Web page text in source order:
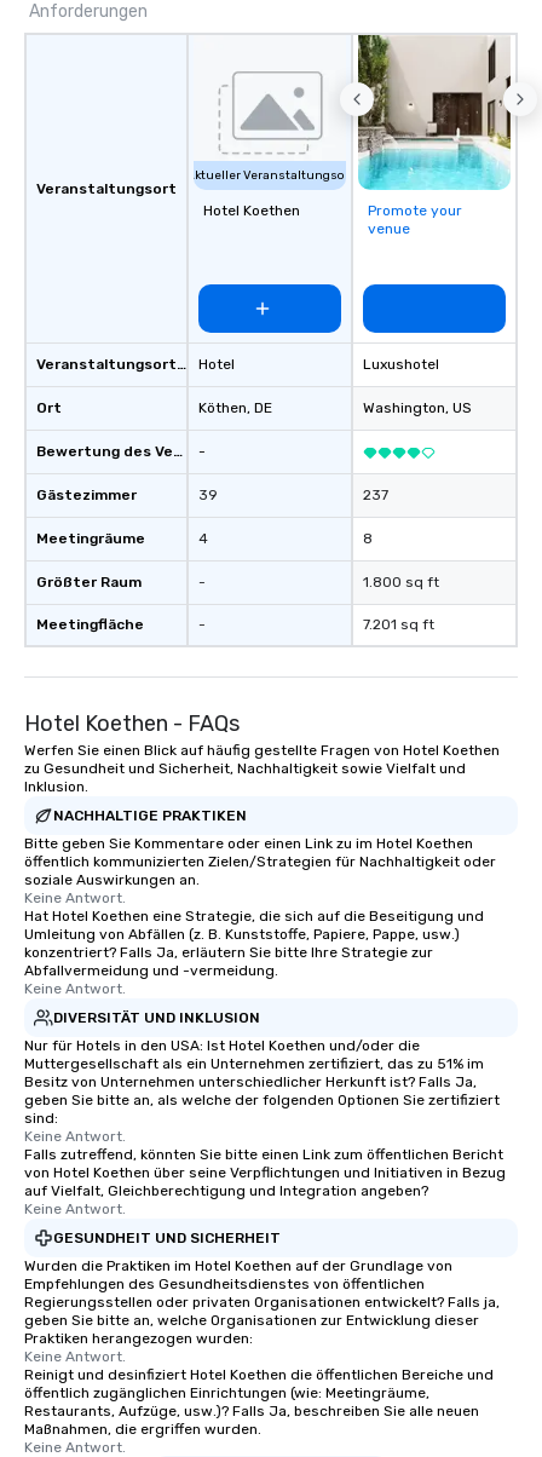
Anforderungen
Veranstaltungsort
Veranstaltungsortstyp
Ort
Bewertung des Veranstaltungsortes
Gästezimmer
Meetingräume
Größter Raum
Meetingfläche
Aktueller Veranstaltungsort
Hotel Koethen
Hotel
Köthen, DE
-
39
4
-
-
Promote your
venue
Luxushotel
Washington, US
237
8
1.800 sq ft
7.201 sq ft
Hotel Koethen - FAQs
Werfen Sie einen Blick auf häufig gestellte Fragen von Hotel Koethen
zu Gesundheit und Sicherheit, Nachhaltigkeit sowie Vielfalt und
Inklusion.
NACHHALTIGE PRAKTIKEN
Bitte geben Sie Kommentare oder einen Link zu im Hotel Koethen
öffentlich kommunizierten Zielen/Strategien für Nachhaltigkeit oder
soziale Auswirkungen an.
Keine Antwort.
Hat Hotel Koethen eine Strategie, die sich auf die Beseitigung und
Umleitung von Abfällen (z. B. Kunststoffe, Papiere, Pappe, usw.)
konzentriert? Falls Ja, erläutern Sie bitte Ihre Strategie zur
Abfallvermeidung und -vermeidung.
Keine Antwort.
DIVERSITÄT UND INKLUSION
Nur für Hotels in den USA: Ist Hotel Koethen und/oder die
Muttergesellschaft als ein Unternehmen zertifiziert, das zu 51% im
Besitz von Unternehmen unterschiedlicher Herkunft ist? Falls Ja,
geben Sie bitte an, als welche der folgenden Optionen Sie zertifiziert
sind:
Keine Antwort.
Falls zutreffend, könnten Sie bitte einen Link zum öffentlichen Bericht
von Hotel Koethen über seine Verpflichtungen und Initiativen in Bezug
auf Vielfalt, Gleichberechtigung und Integration angeben?
Keine Antwort.
GESUNDHEIT UND SICHERHEIT
Wurden die Praktiken im Hotel Koethen auf der Grundlage von
Empfehlungen des Gesundheitsdienstes von öffentlichen
Regierungsstellen oder privaten Organisationen entwickelt? Falls ja,
geben Sie bitte an, welche Organisationen zur Entwicklung dieser
Praktiken herangezogen wurden:
Keine Antwort.
Reinigt und desinfiziert Hotel Koethen die öffentlichen Bereiche und
öffentlich zugänglichen Einrichtungen (wie: Meetingräume,
Restaurants, Aufzüge, usw.)? Falls Ja, beschreiben Sie alle neuen
Maßnahmen, die ergriffen wurden.
Keine Antwort.